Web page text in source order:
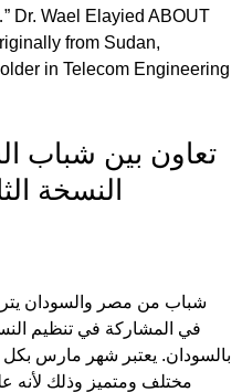
Dr. Wael Elayied ABOUT
from Sudan,
in Telecom Engineering
تعاون بين شباب
النسخة
شباب من مصر والسودان
في المشاركة في تنظيم
بالسودان. يعتبر شهر مارس بكل